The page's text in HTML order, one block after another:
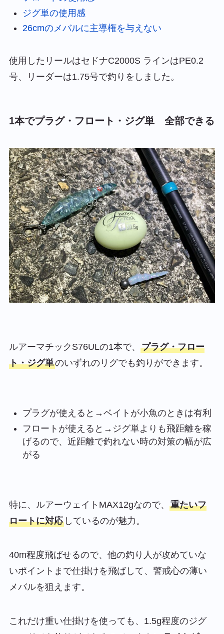
ジグ単の使用感
26cmのメバルに主導権を与えない
使用したリールはセドナC2000S ラインはPE0.2
号、リーダーは1.75号で釣りをしました。
1本でプラグ・フロート・ジグ単 全部できる
ルアーマチックS76ULの1本で、 プラグ・フロー
ト・ジグ単のいずれのリグでも釣りができます。
プラグが使えると→ベイトが小魚のときは有利
フロートが使えると→ジグ単よりも飛距離を稼
げるので、近距離で釣れない時の対策の幅が広
がる
特に、ルアーウェイトMAX12gなので、 重たいフ
ロートに対応しているのが魅力。
40m程度飛ばせるので、他の釣り人が攻めていな
いポイントまで仕掛けを飛ばして、警戒心の薄い
メバルを狙えます。
これだけ重い仕掛けを使っても、1.5g程度のジグ